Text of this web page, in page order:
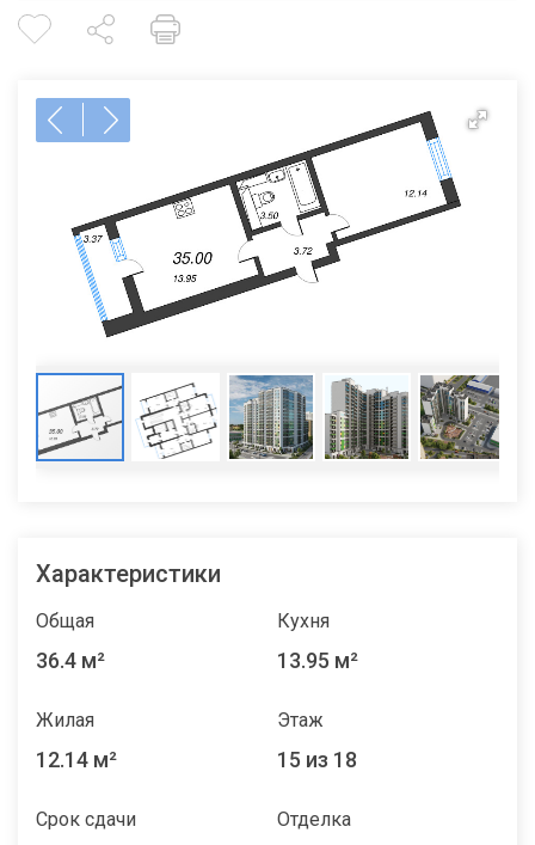
Характеристики
Общая
36.4 м²
Кухня
13.95 м²
Жилая
12.14 м²
Этаж
15 из 18
Срок сдачи Отделка